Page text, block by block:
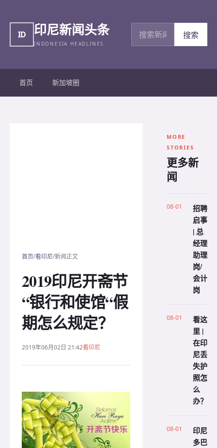
ID 印尼新闻头条
INDONESIA HEADLINES
搜索新闻
搜索
首页 新加坡圈
首页/看印尼/新闻正文
2019印尼开斋节
“银行和使馆“假
期怎么规定？
2019年06月02日 21:42看印尼
MORE
STORIES
更多新
闻
08-01
招聘
启事
| 总
经理
助理
岗/
会计
岗
08-01
看这
里 |
在印
尼丢
失护
照怎
么
办？
08-01
印尼
多巴